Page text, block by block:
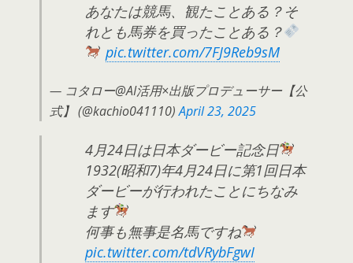
あなたは競馬、観たことある？そ
れとも馬券を買ったことある？
pic.twitter.com/7FJ9Reb9sM
— コタロー@AI活用×出版プロデューサー【公
式】 (@kachio041110)April 23, 2025
4月24日は日本ダービー記念日
1932(昭和7)年4月24日に第1回日本
ダービーが行われたことにちなみ
ます
何事も無事是名馬ですね
pic.twitter.com/tdVRybFgwI